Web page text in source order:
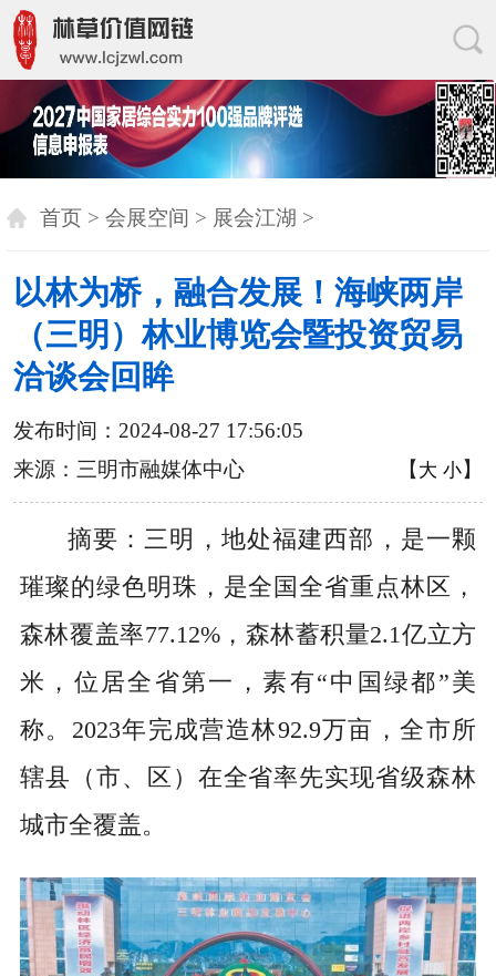
首页 > 会展空间 > 展会江湖 >
以林为桥，融合发展！海峡两岸
（三明）林业博览会暨投资贸易
洽谈会回眸
发布时间：2024-08-27 17:56:05
来源：三明市融媒体中心
【 大 小】
摘要：三明，地处福建西部，是一颗
璀璨的绿色明珠，是全国全省重点林区，
森林覆盖率77.12%，森林蓄积量2.1亿立方
米，位居全省第一，素有“中国绿都”美
称。 2023年完成营造林92.9万亩，全市所
辖县（市、区）在全省率先实现省级森林
城市全覆盖。